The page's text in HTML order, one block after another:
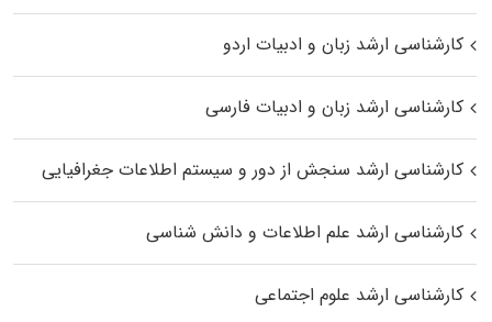
کارشناسی ارشد زبان و ادبیات اردو
کارشناسی ارشد زبان و ادبیات فارسی
کارشناسی ارشد سنجش از دور و سیستم اطلاعات جغرافیایی
کارشناسی ارشد علم اطلاعات و دانش شناسی
کارشناسی ارشد علوم اجتماعی